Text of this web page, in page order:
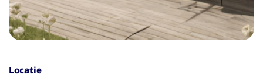
Locatie